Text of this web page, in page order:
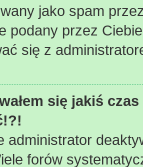
jako spam
podany przez
się z
się jakiś
administrator
forów